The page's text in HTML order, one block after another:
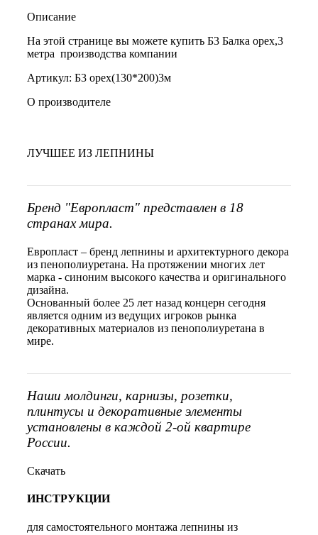
Описание
На этой странице вы можете купить Б3 Балка орех,3
метра производства компании
Артикул: Б3 орех(130*200)3м
О производителе
ЛУЧШЕЕ ИЗ ЛЕПНИНЫ
Бренд "Европласт" представлен в 18
странах мира.
Европласт – бренд лепнины и архитектурного декора
из пенополиуретана. На протяжении многих лет
марка - синоним высокого качества и оригинального
дизайна.
Основанный более 25 лет назад концерн сегодня
является одним из ведущих игроков рынка
декоративных материалов из пенополиуретана в
мире.
Наши молдинги, карнизы, розетки,
плинтусы и декоративные элементы
установлены в каждой 2-ой квартире
России.
Скачать
ИНСТРУКЦИИ
для самостоятельного монтажа лепнины из